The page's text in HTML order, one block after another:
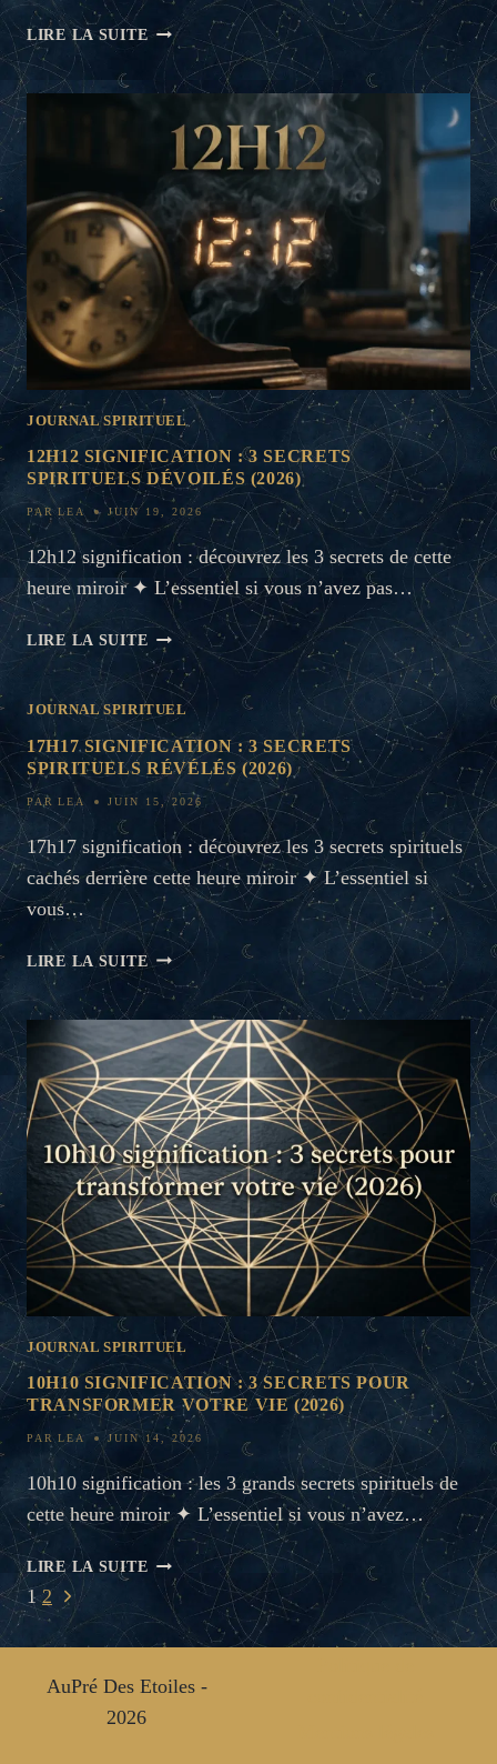
LIRE LA SUITE21H21
SIGNIFICATION
MESSAGES
VOTRE
AVENIR
(2026)
JOURNAL SPIRITUEL
12H12 SIGNIFICATION : 3 SECRETS
SPIRITUELS DÉVOILÉS (2026)
PAR LEA JUIN 19, 2026
12h12 signification : découvrez les 3 secrets de cette
heure miroir ✦ L’essentiel si vous n’avez pas…
LIRE LA SUITE 12H12
SIGNIFICATION
:
3
SECRETS
SPIRITUELS
DÉVOILÉS
(2026)
JOURNAL SPIRITUEL
17H17 SIGNIFICATION : 3 SECRETS
SPIRITUELS RÉVÉLÉS (2026)
PAR LEA JUIN 15, 2026
17h17 signification : découvrez les 3 secrets spirituels
cachés derrière cette heure miroir ✦ L’essentiel si
vous…
LIRE LA SUITE17H17
SIGNIFICATION
SECRETS
SPIRITUELS
RÉVÉLÉS
(2026)
JOURNAL SPIRITUEL
10H10 SIGNIFICATION : 3 SECRETS POUR
TRANSFORMER VOTRE VIE (2026)
PAR LEA JUIN 14, 2026
10h10 signification : les 3 grands secrets spirituels de
cette heure miroir ✦ L’essentiel si vous n’avez…
LIRE LA SUITE 10H10
SIGNIFICATION
:
POUR
NAVIGATION
DE
PAGE
1 2 Page
suivante
AuPré Des Etoiles -
2026